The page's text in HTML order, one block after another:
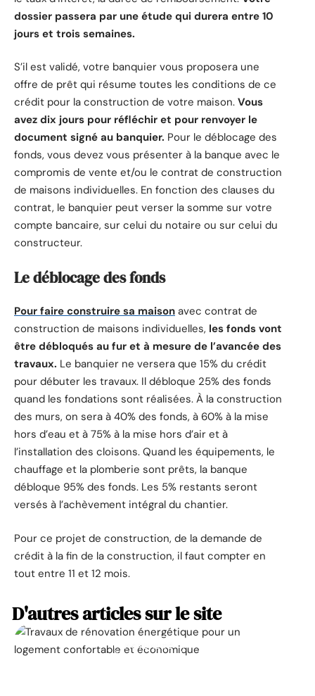
dossier passera par une étude qui durera entre 10
jours et trois semaines.
S’il est validé, votre banquier vous proposera une
offre de prêt qui résume toutes les conditions de ce
crédit pour la construction de votre maison. Vous
avez dix jours pour réfléchir et pour renvoyer le
document signé au banquier. Pour le déblocage des
fonds, vous devez vous présenter à la banque avec le
compromis de vente et/ou le contrat de construction
de maisons individuelles. En fonction des clauses du
contrat, le banquier peut verser la somme sur votre
compte bancaire, sur celui du notaire ou sur celui du
constructeur.
Le déblocage des fonds
Pour faire construire sa maison avec contrat de
construction de maisons individuelles, les fonds vont
être débloqués au fur et à mesure de l’avancée des
travaux. Le banquier ne versera que 15% du crédit
pour débuter les travaux. Il débloque 25% des fonds
quand les fondations sont réalisées. À la construction
des murs, on sera à 40% des fonds, à 60% à la mise
hors d’eau et à 75% à la mise hors d’air et à
l’installation des cloisons. Quand les équipements, le
chauffage et la plomberie sont prêts, la banque
débloque 95% des fonds. Les 5% restants seront
versés à l’achèvement intégral du chantier.
Pour ce projet de construction, de la demande de
crédit à la fin de la construction, il faut compter en
tout entre 11 et 12 mois.
D'autres articles sur le site
ACTUALITÉ